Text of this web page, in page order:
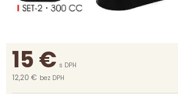
15€ s DPH
12,20 € bez DPH